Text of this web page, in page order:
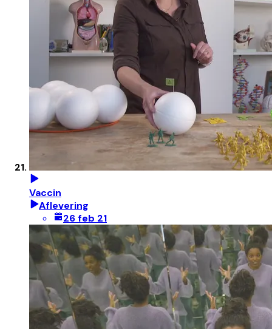
Vaccin
Aflevering
26 feb 21